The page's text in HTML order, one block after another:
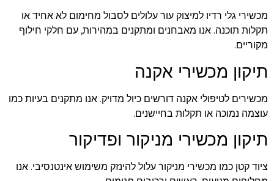
מכשירי גלי רדיו למיצוק עור עלולים לסבול מחימום לא אחיד או
תקלות תוכנה. אנו מאבחנים ומתקנים במהירות, עם חלקי חילוף
מקוריים.
תיקון מכשירי אקנה
מכשירים לטיפולי אקנה דורשים כיול מדויק. אנו מתקנים בעיות כמו
עוצמה נמוכה או תקלות בחיישנים.
תיקון מכשירי מניקור ופדיקור
ציוד קטן כמו מכשירי מניקור עלול להינזק משימוש אינטנסיבי. אנו